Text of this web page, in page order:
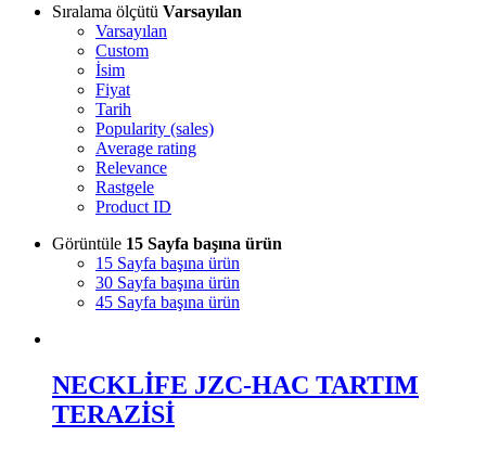
Sıralama ölçütü Varsayılan
Varsayılan
Custom
İsim
Fiyat
Tarih
Popularity (sales)
Average rating
Relevance
Rastgele
Product ID
Görüntüle 15 Sayfa başına ürün
15 Sayfa başına ürün
30 Sayfa başına ürün
45 Sayfa başına ürün
NECKLİFE JZC-HAC TARTIM
TERAZİSİ